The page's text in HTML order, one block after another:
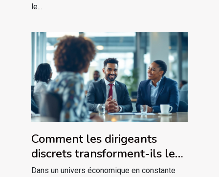
le...
Comment les dirigeants
discrets transforment-ils les
industries traditionnelles ?
Dans un univers économique en constante